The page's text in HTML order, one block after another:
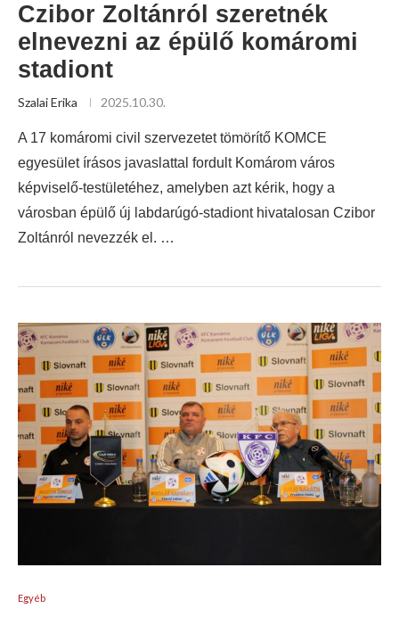
Czibor Zoltánról szeretnék
elnevezni az épülő komáromi
stadiont
Szalai Erika 2025.10.30.
A 17 komáromi civil szervezetet tömörítő KOMCE
egyesület írásos javaslattal fordult Komárom város
képviselő-testületéhez, amelyben azt kérik, hogy a
városban épülő új labdarúgó-stadiont hivatalosan Czibor
Zoltánról nevezzék el. …
Egyéb